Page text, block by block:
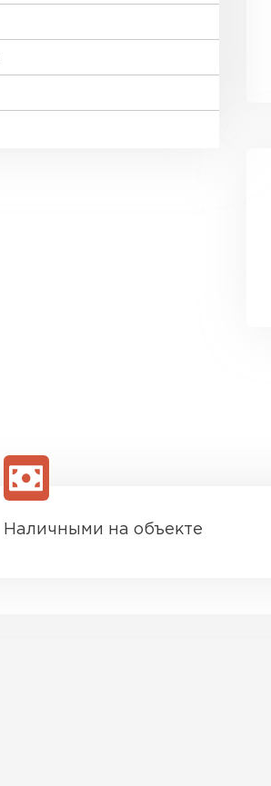
Наличными на объекте